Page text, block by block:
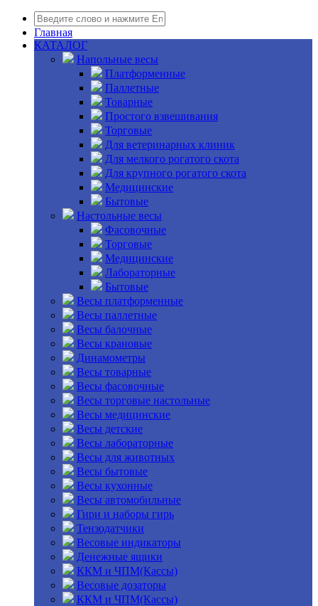
Главная
КАТАЛОГ
Напольные весы
Платформенные
Паллетные
Товарные
Простого взвешивания
Торговые
Для ветеринарных клиник
Для мелкого рогатого скота
Для крупного рогатого скота
Медицинские
Бытовые
Настольные весы
Фасовочные
Торговые
Медицинские
Лабораторные
Бытовые
Весы платформенные
Весы паллетные
Весы балочные
Весы крановые
Динамометры
Весы товарные
Весы фасовочные
Весы торговые настольные
Весы медицинские
Весы детские
Весы лабораторные
Весы для животных
Весы бытовые
Весы кухонные
Весы автомобильные
Гири и наборы гирь
Тензодатчики
Весовые индикаторы
Денежные ящики
ККМ и ЧПМ(Кассы)
Весовые дозаторы
ККМ и ЧПМ(Кассы)